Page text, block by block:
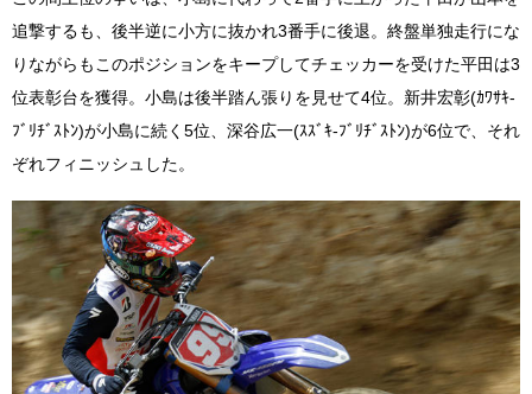
追撃するも、後半逆に小方に抜かれ3番手に後退。終盤単独走行にな
りながらもこのポジションをキープしてチェッカーを受けた平田は3
位表彰台を獲得。小島は後半踏ん張りを見せて4位。新井宏彰(ｶﾜｻｷ-
ﾌﾞﾘﾁﾞｽﾄﾝ)が小島に続く5位、深谷広一(ｽｽﾞｷ-ﾌﾞﾘﾁﾞｽﾄﾝ)が6位で、それ
ぞれフィニッシュした。